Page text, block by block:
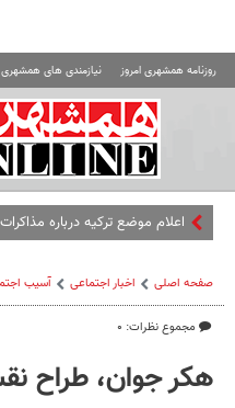
روزنامه همشهری امروز نیازمندی های همشهری
اعلام موضع ترکیه درباره
صفحه اصلی اخبار اجتماعی آسیب
مجموع نظرات: ۰
هکر جوان، طراح